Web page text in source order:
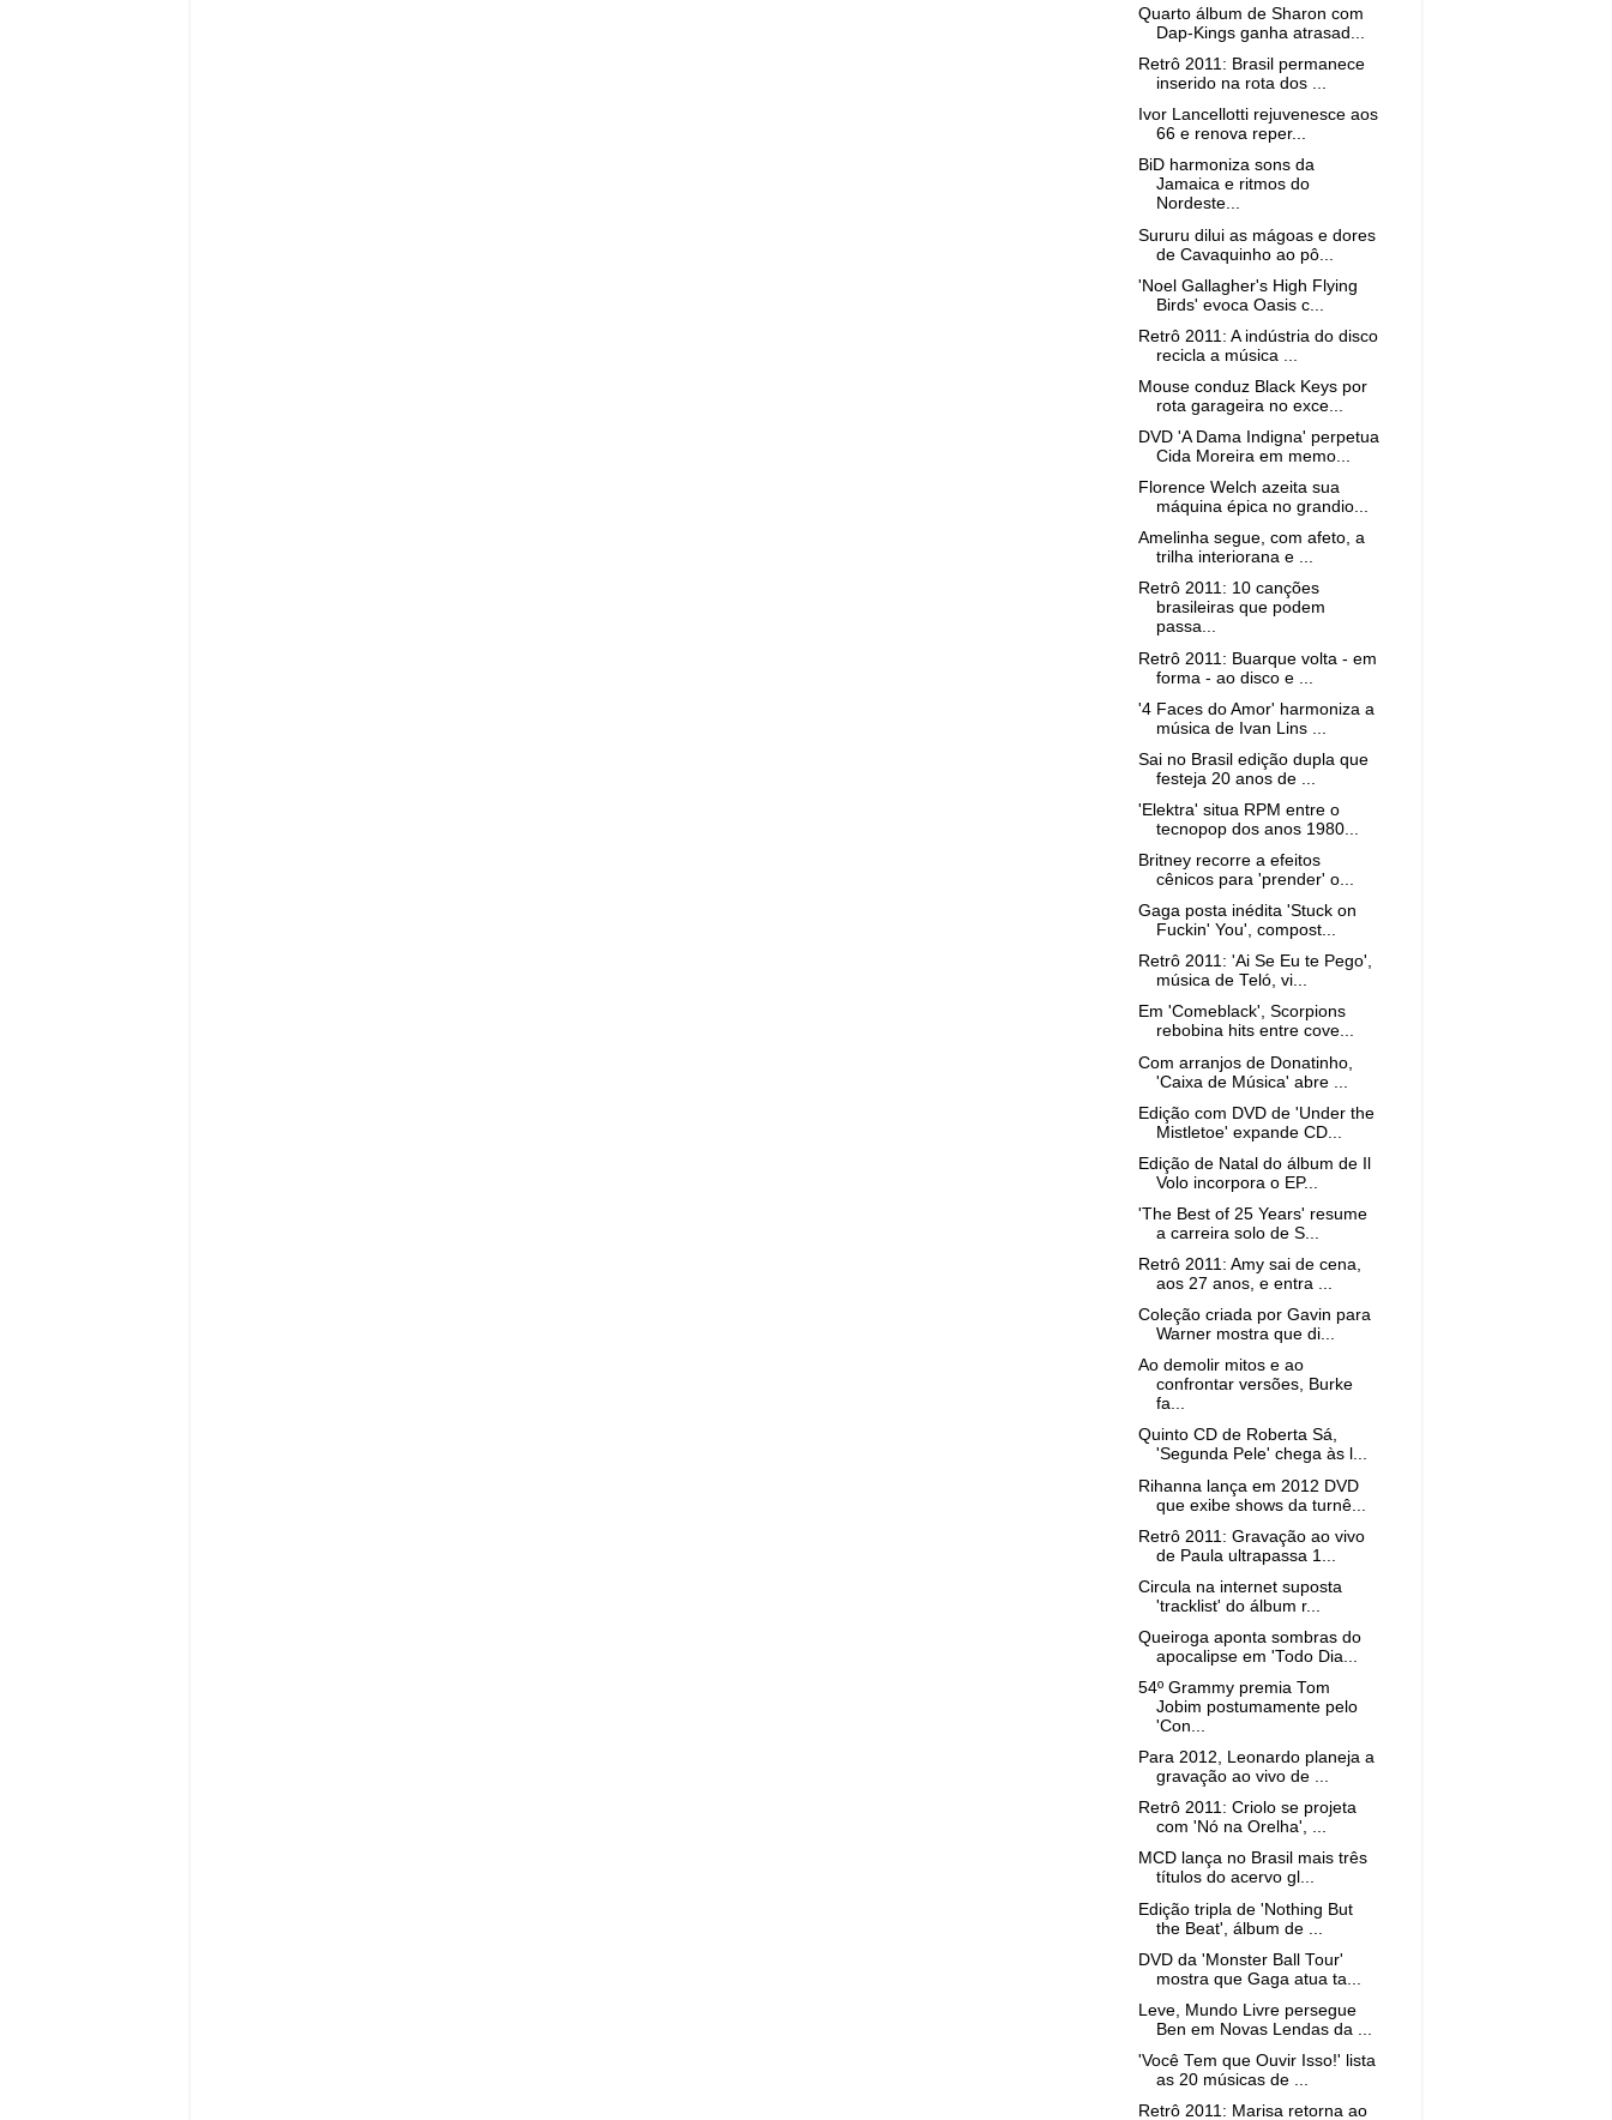
Quarto álbum de Sharon com
Dap-Kings ganha atrasad...
Retrô 2011: Brasil permanece
inserido na rota dos ...
Ivor Lancellotti rejuvenesce aos
66 e renova reper...
BiD harmoniza sons da
Jamaica e ritmos do
Nordeste...
Sururu dilui as mágoas e dores
de Cavaquinho ao pô...
'Noel Gallagher's High Flying
Birds' evoca Oasis c...
Retrô 2011: A indústria do disco
recicla a música ...
Mouse conduz Black Keys por
rota garageira no exce...
DVD 'A Dama Indigna' perpetua
Cida Moreira em memo...
Florence Welch azeita sua
máquina épica no grandio...
Amelinha segue, com afeto, a
trilha interiorana e ...
Retrô 2011: 10 canções
brasileiras que podem
passa...
Retrô 2011: Buarque volta - em
forma - ao disco e ...
'4 Faces do Amor' harmoniza a
música de Ivan Lins ...
Sai no Brasil edição dupla que
festeja 20 anos de ...
'Elektra' situa RPM entre o
tecnopop dos anos 1980...
Britney recorre a efeitos
cênicos para 'prender' o...
Gaga posta inédita 'Stuck on
Fuckin' You', compost...
Retrô 2011: 'Ai Se Eu te Pego',
música de Teló, vi...
Em 'Comeblack', Scorpions
rebobina hits entre cove...
Com arranjos de Donatinho,
'Caixa de Música' abre ...
Edição com DVD de 'Under the
Mistletoe' expande CD...
Edição de Natal do álbum de Il
Volo incorpora o EP...
'The Best of 25 Years' resume
a carreira solo de S...
Retrô 2011: Amy sai de cena,
aos 27 anos, e entra ...
Coleção criada por Gavin para
Warner mostra que di...
Ao demolir mitos e ao
confrontar versões, Burke
fa...
Quinto CD de Roberta Sá,
'Segunda Pele' chega às l...
Rihanna lança em 2012 DVD
que exibe shows da turnê...
Retrô 2011: Gravação ao vivo
de Paula ultrapassa 1...
Circula na internet suposta
'tracklist' do álbum r...
Queiroga aponta sombras do
apocalipse em 'Todo Dia...
54º Grammy premia Tom
Jobim postumamente pelo
'Con...
Para 2012, Leonardo planeja a
gravação ao vivo de ...
Retrô 2011: Criolo se projeta
com 'Nó na Orelha', ...
MCD lança no Brasil mais três
títulos do acervo gl...
Edição tripla de 'Nothing But
the Beat', álbum de ...
DVD da 'Monster Ball Tour'
mostra que Gaga atua ta...
Leve, Mundo Livre persegue
Ben em Novas Lendas da ...
'Você Tem que Ouvir Isso!' lista
as 20 músicas de ...
Retrô 2011: Marisa retorna ao